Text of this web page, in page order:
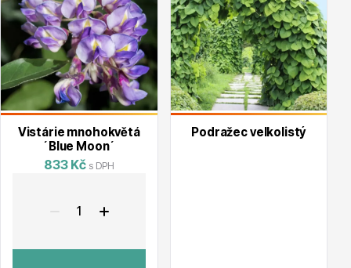
info@stromo.cz
Vistárie mnohokvětá
´Blue Moon´
833 Kč s DPH
Podražec velkolistý